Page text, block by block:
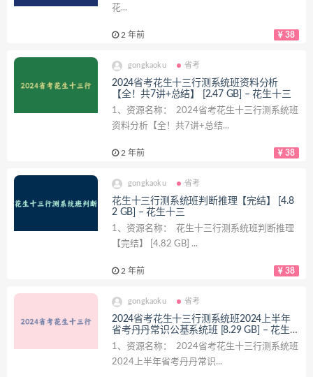
花...
2 年前 38
gongkaoku 省考
2024省考花生十三行测系统班资料分析
【全！共7讲+总结】 [2.47 GB] – 花生十三
1、资源名称： 2024省考花生十三行测系统班
资料分析【全！共7讲+总结...
2 年前 38
gongkaoku 省考
花生十三行测系统班判断推理【完结】 [4.8
2 GB] – 花生十三
1、资源名称： 花生十三行测系统班判断推理
【完结】 [4.82 GB] ...
2 年前 38
gongkaoku 省考
2024省考花生十三行测系统班2024上半年
省考丹丹常识公基系统班 [8.29 GB] – 花生
十三
1、资源名称： 2024省考花生十三行测系统班
2024上半年省考丹丹常识...